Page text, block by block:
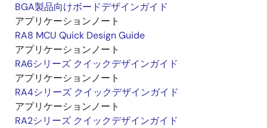
BGA製品向けボードデザインガイド
アプリケーションノート
RA8 MCU Quick Design Guide
アプリケーションノート
RA6シリーズ クイックデザインガイド
アプリケーションノート
RA4シリーズ クイックデザインガイド
アプリケーションノート
RA2シリーズ クイックデザインガイド